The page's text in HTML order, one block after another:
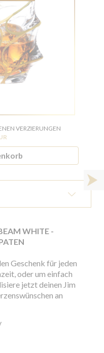
VERZIERUNGEN
WHITE -
Geschenk für jeden
oder um einfach
jetzt deinen Jim
an